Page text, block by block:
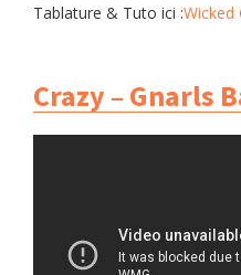
Tablature & Tuto ici :Wicked
Crazy – Gnarls